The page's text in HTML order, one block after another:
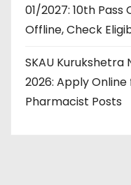
01/2027: 10th
Offline, Check
SKAU
2026: Apply
Pharmacist Posts